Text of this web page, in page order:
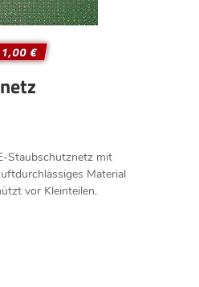
€
Staubschutznetz mit
Material
vor Kleinteilen.